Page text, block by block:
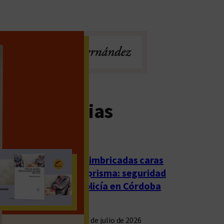
noticias
Las imbricadas caras
del prisma: seguridad
y policía en Córdoba
23 de julio de 2026